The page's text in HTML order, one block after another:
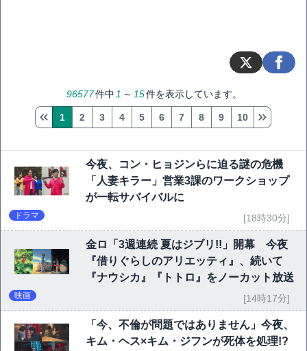
96577件中 1 ～ 15件を表示しています。
1 2 3 4 5 6 7 8 9 10
今夜、コン・ヒョジンらに迫る謎の危機
「人妻キラー」営業3課のワークショップ
が一転サバイバルに
ドラマ [18時30分]
金ロ「3週連続 夏はジブリ!!」開幕 今夜
『借りぐらしのアリエッティ』、続いて
『ナウシカ』『トトロ』をノーカット放送
映画 [14時17分]
「今、不倫が問題ではありません」今夜、
キム・ヘス×キム・ジフンが死体を処理!?